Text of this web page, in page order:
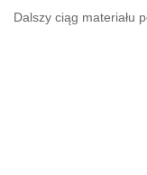
Dalszy ciąg materiału